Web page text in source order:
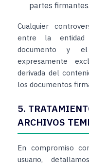
partes firmantes.
Cualquier
entre la entidad
documento y el
expresamente
derivada del
los documentos
5.
ARCHIVOS
En compromiso
usuario,